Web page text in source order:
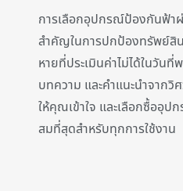
การเลือกอุปกรณ์ป้องกันฟ้าผ่
สำคัญในการปกป้องทรัพย์สิ
หายที่ประเมินค่าไม่ได้ในวันที่
บทความ และคำแนะนำจาก
ให้คุณเข้าใจ และเลือกซื้ออุป
สมที่สุดสำหรับทุกการใช้งาน